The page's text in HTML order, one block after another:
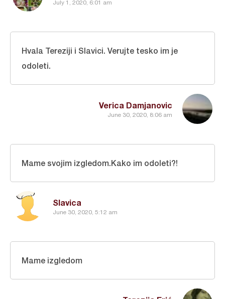
July 1, 2020, 6:01 am
Verica Damjanovic
June 30, 2020, 8:06 am
Hvala Tereziji i Slavici. Verujte tesko im je
odoleti.
Slavica
June 30, 2020, 5:12 am
Mame svojim izgledom.Kako im odoleti?!
Mame izgledom